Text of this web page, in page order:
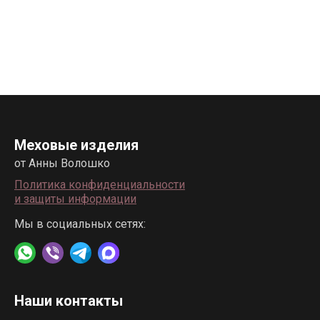
Меховые изделия
от Анны Волошко
Политика конфиденциальности
и защиты информации
Мы в социальных сетях:
Наши контакты